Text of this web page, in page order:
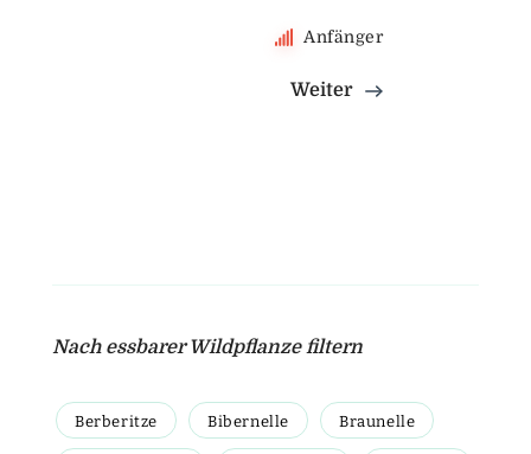
Anfänger
Weiter
Nach essbarer Wildpflanze filtern
Berberitze Bibernelle Braunelle